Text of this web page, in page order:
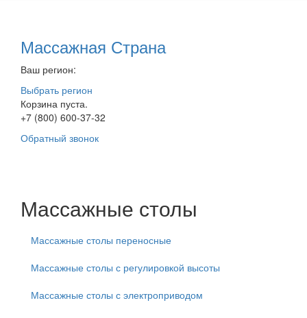
Массажная Страна
Ваш регион:
Выбрать регион
Корзина пуста.
+7 (800) 600-37-32
Обратный звонок
Массажные столы
Массажные столы переносные
Массажные столы с регулировкой высоты
Массажные столы с электроприводом